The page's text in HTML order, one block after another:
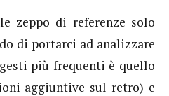
zeppo di referenze solo
di portarci ad analizzare
più frequenti è quello
aggiuntive sul retro) e